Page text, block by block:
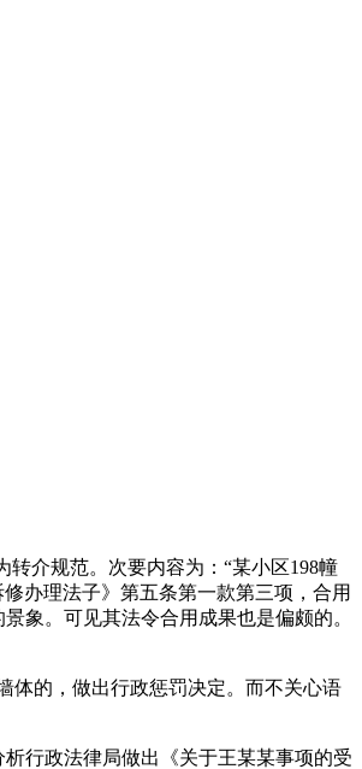
介规范。次要内容为：“某小区198幢
办理法子》第五条第一款第三项，合用
象。可见其法令合用成果也是偏颇的。
的，做出行政惩罚决定。而不关心语
行政法律局做出《关于王某某事项的受